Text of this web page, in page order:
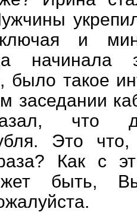
и
начинала
было такое
заседании
что
Это
Как с
быть,